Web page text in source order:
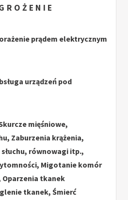
prądem elektrycznym
urządzeń pod
mięśniowe,
Zaburzenia krążenia,
równowagi itp.,
Migotanie komór
Oparzenia tkanek
tkanek, Śmierć